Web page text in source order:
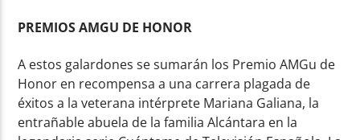
PREMIOS AMGU DE HONOR
A estos galardones se sumarán los Premio AMGu de
Honor en recompensa a una carrera plagada de
éxitos a la veterana intérprete Mariana Galiana, la
entrañable abuela de la familia Alcántara en la